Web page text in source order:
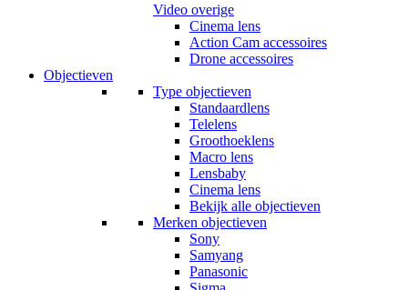
Video overige
Cinema lens
Action Cam accessoires
Drone accessoires
Objectieven
Type objectieven
Standaardlens
Telelens
Groothoeklens
Macro lens
Lensbaby
Cinema lens
Bekijk alle objectieven
Merken objectieven
Sony
Samyang
Panasonic